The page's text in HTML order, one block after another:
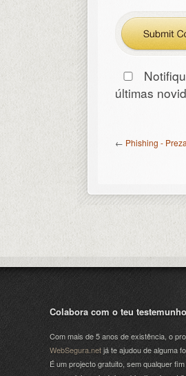
últimas
← Phishing -
Colabora com o teu testemunho
Com mais de 5 anos de existência, o
WebSegura.netjá te ajudou de alguma
É um projecto gratuito, sem qualquer fim